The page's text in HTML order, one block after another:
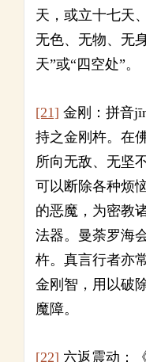
天，或立十七天
无色、无物、无
天”或“四空处”。
[21] 金刚：拼音
持之金刚杵。在
所向无敌、无坚
可以断除各种烦
的恶魔，为密教
法器。曼荼罗海
杵。真言行者亦
金刚智，用以破
魔障。
[22] 六返震动：